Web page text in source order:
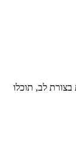
לב, תוכלו